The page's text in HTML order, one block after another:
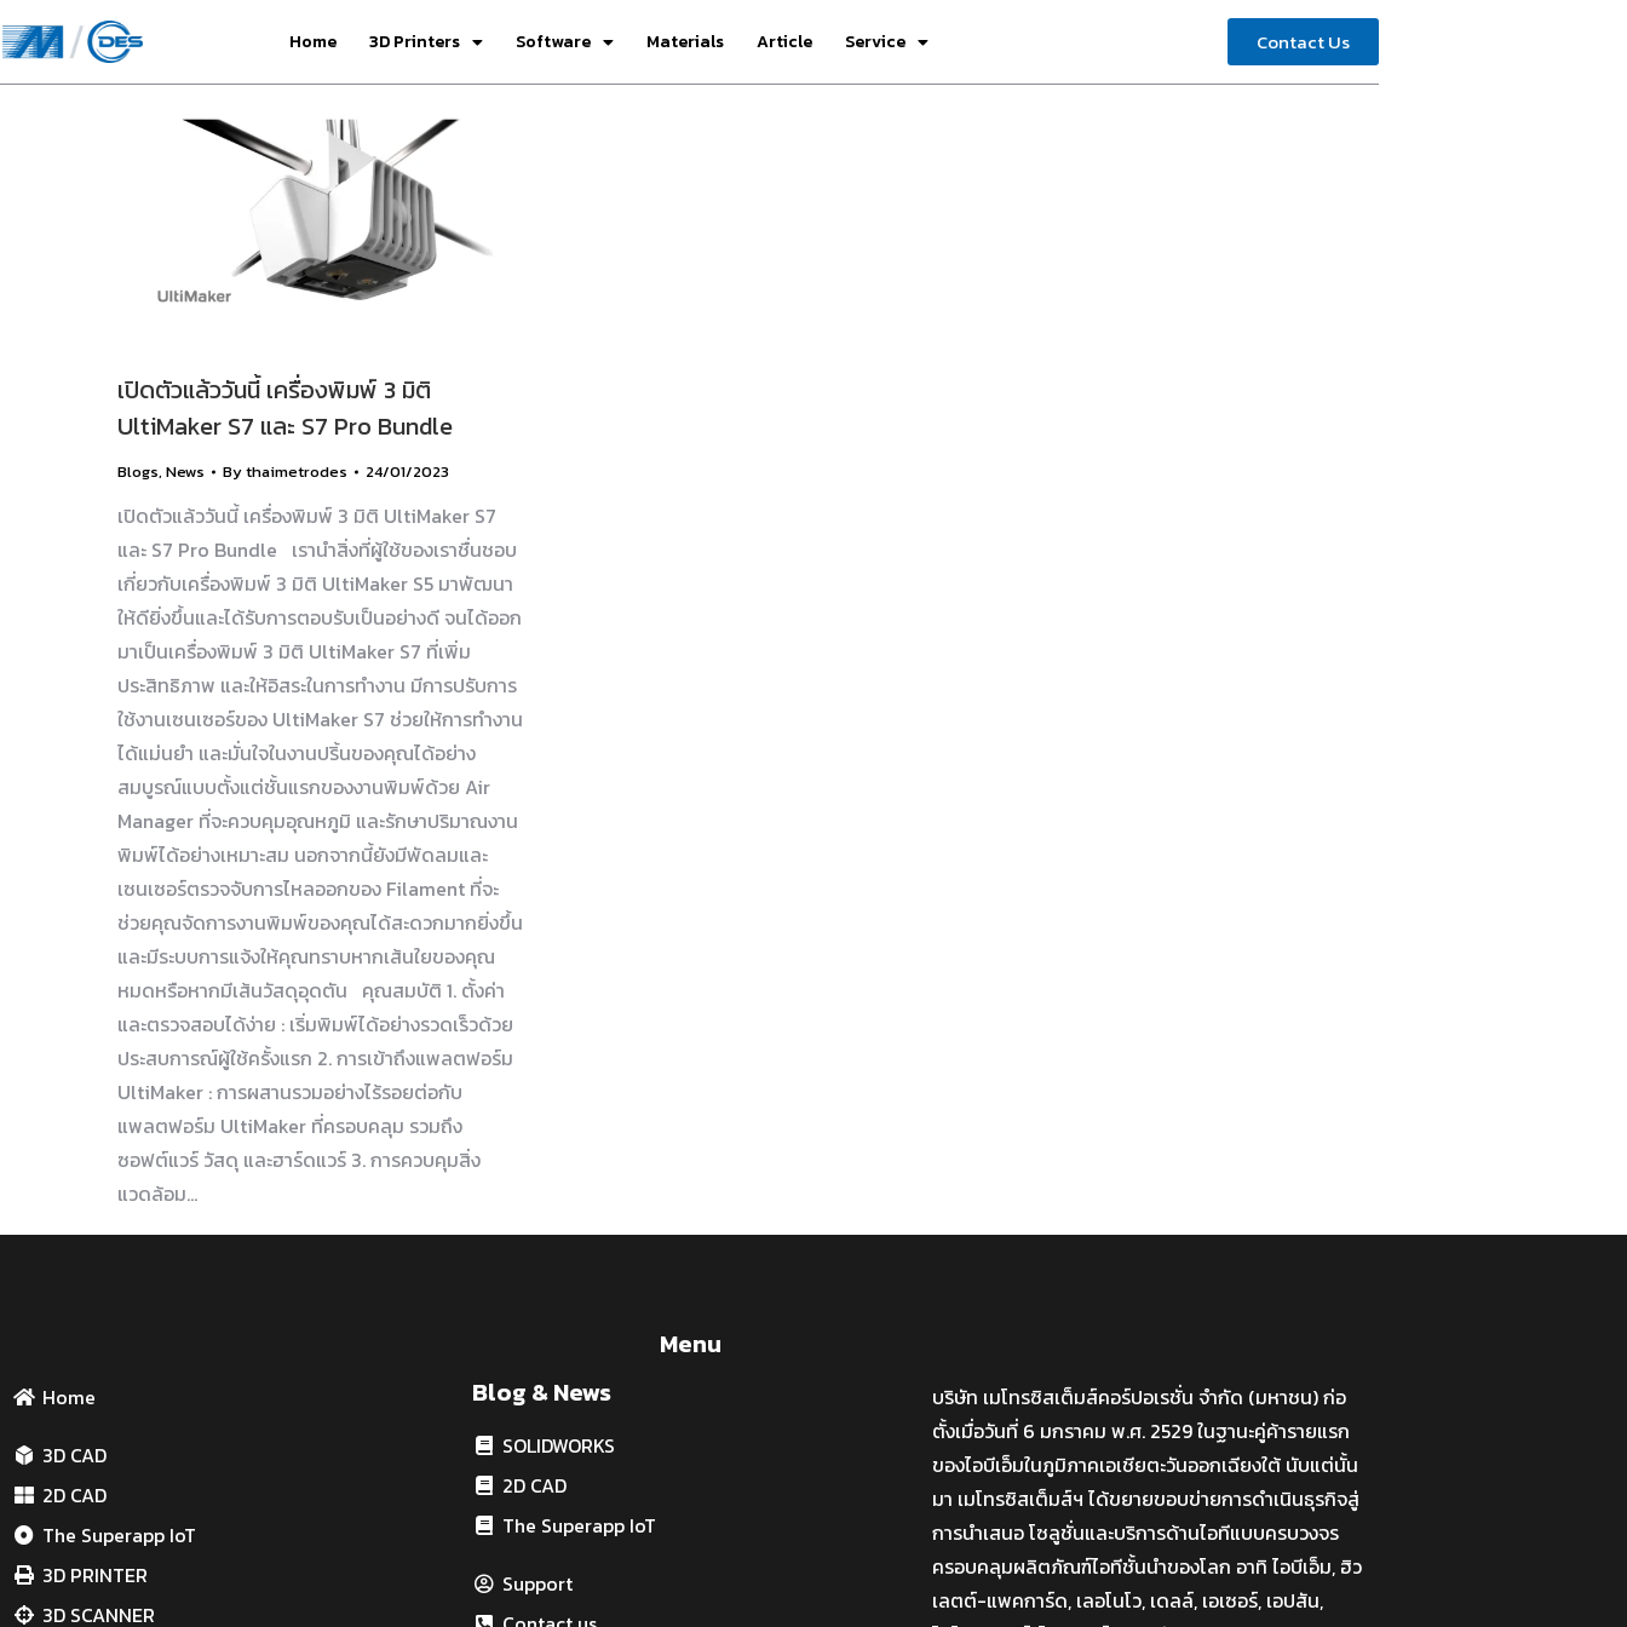
Home 3D Printers Software Materials Article Service Contact Us
เปิดตัวแล้ววันนี้ เครื่องพิมพ์ 3 มิติ
UltiMaker S7 และ S7 Pro Bundle
Blogs, News Bythaimetrodes 24/01/2023
เปิดตัวแล้ววันนี้ เครื่องพิมพ์ 3 มิติ UltiMaker S7
และ S7 Pro Bundle เรานำสิ่งที่ผู้ใช้ของเราชื่นชอบ
เกี่ยวกับเครื่องพิมพ์ 3 มิติ UltiMaker S5 มาพัฒนา
ให้ดียิ่งขึ้นและได้รับการตอบรับเป็นอย่างดี จนได้ออก
มาเป็นเครื่องพิมพ์ 3 มิติ UltiMaker S7 ที่เพิ่ม
ประสิทธิภาพ และให้อิสระในการทำงาน มีการปรับการ
ใช้งานเซนเซอร์ของ UltiMaker S7 ช่วยให้การทำงาน
ได้แม่นยำ และมั่นใจในงานปริ้นของคุณได้อย่าง
สมบูรณ์แบบตั้งแต่ชั้นแรกของงานพิมพ์ด้วย Air
Manager ที่จะควบคุมอุณหภูมิ และรักษาปริมาณงาน
พิมพ์ได้อย่างเหมาะสม นอกจากนี้ยังมีพัดลมและ
เซนเซอร์ตรวจจับการไหลออกของ Filament ที่จะ
ช่วยคุณจัดการงานพิมพ์ของคุณได้สะดวกมากยิ่งขึ้น
และมีระบบการแจ้งให้คุณทราบหากเส้นใยของคุณ
หมดหรือหากมีเส้นวัสดุอุดตัน คุณสมบัติ 1. ตั้งค่า
และตรวจสอบได้ง่าย : เริ่มพิมพ์ได้อย่างรวดเร็วด้วย
ประสบการณ์ผู้ใช้ครั้งแรก 2. การเข้าถึงแพลตฟอร์ม
UltiMaker : การผสานรวมอย่างไร้รอยต่อกับ
แพลตฟอร์ม UltiMaker ที่ครอบคลุม รวมถึง
ซอฟต์แวร์ วัสดุ และฮาร์ดแวร์ 3. การควบคุมสิ่ง
แวดล้อม…
Menu
Home
3D CAD
2D CAD
The Superapp IoT
3D PRINTER
3D SCANNER
Blog & News
SOLIDWORKS
2D CAD
The Superapp IoT
Support
บริษัท เมโทรซิสเต็มส์คอร์ปอเรชั่น จำกัด (มหาชน) ก่อ
ตั้งเมื่อวันที่ 6 มกราคม พ.ศ. 2529 ในฐานะคู่ค้ารายแรก
ของไอบีเอ็มในภูมิภาคเอเชียตะวันออกเฉียงใต้ นับแต่นั้น
มา เมโทรซิสเต็มส์ฯ ได้ขยายขอบข่ายการดำเนินธุรกิจสู่
การนำเสนอ โซลูชั่นและบริการด้านไอทีแบบครบวงจร
ครอบคลุมผลิตภัณฑ์ไอทีชั้นนำของโลก อาทิ ไอบีเอ็ม, ฮิว
เลตต์-แพคการ์ด, เลอโนโว, เดลล์, เอเซอร์, เอปสัน,